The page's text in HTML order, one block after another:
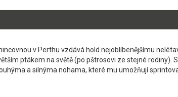
v Perthu vzdává hold nejoblíbenějšímu
ptákem na světě (po pštrosovi ze stejné rodiny).
a silnýma nohama, které mu umožňují